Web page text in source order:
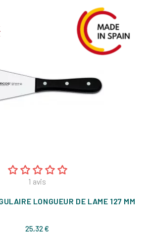
1 avis
LONGUEUR DE LAME 127 MM
25,32 €